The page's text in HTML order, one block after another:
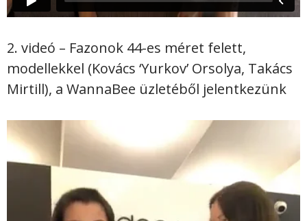
2. videó – Fazonok 44-es méret felett,
modellekkel (Kovács ‘Yurkov’ Orsolya, Takács
Mirtill), a WannaBee üzletéből jelentkezünk